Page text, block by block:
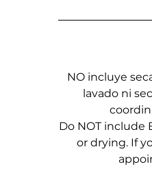
NO incluye
lavado ni
Do NOT include
or drying. If